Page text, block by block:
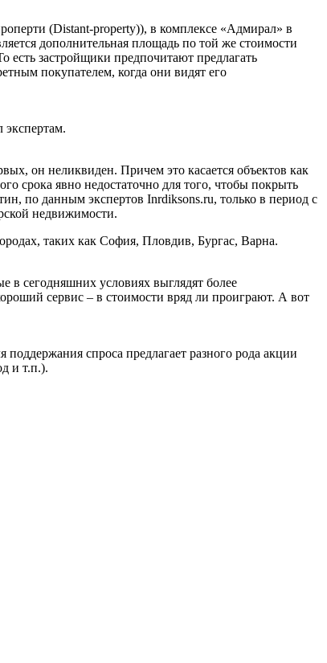
(Distant-property)), в комплексе «Адмирал» в
дополнительная площадь по той же стоимости
есть застройщики предпочитают предлагать
покупателем, когда они видят его
экспертам.
он неликвиден. Причем это касается объектов как
срока явно недостаточно для того, чтобы покрыть
по данным экспертов Inrdiksons.ru, только в период с
недвижимости.
таких как София, Пловдив, Бургас, Варна.
в сегодняшних условиях выглядят более
сервис – в стоимости вряд ли проиграют. А вот
спроса предлагает разного рода акции
и т.п.).